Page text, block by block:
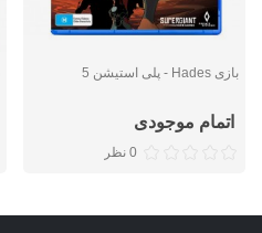
بازی Hades - پلی استیشن 5
اتمام موجودی
0 نظر